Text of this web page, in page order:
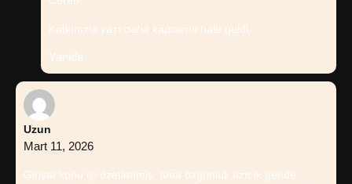
Katkınızla yazı daha kapsamlı hale geldi.
Yanıtla
Uzun
Mart 11, 2026
Girişte konu iyi özetlenmiş, ama özgünlük azıcık geride